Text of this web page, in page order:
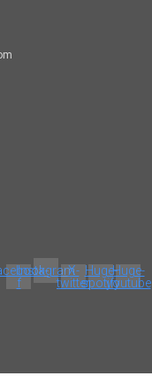
f
InstagramX-
twitter
Huge-
spotify
Huge-
youtube